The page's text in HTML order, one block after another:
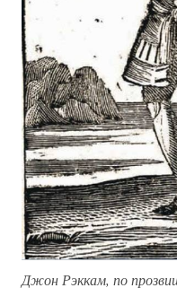
Джон Рэккам, по